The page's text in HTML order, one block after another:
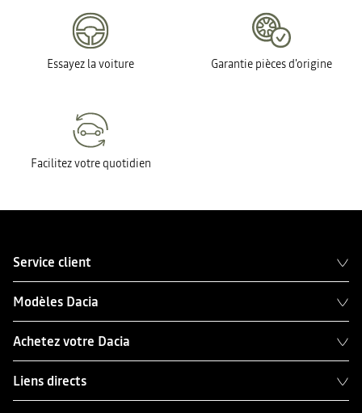
Essayez la voiture Garantie pièces d'origine
Facilitez votre quotidien
Service client
Modèles Dacia
Achetez votre Dacia
Liens directs